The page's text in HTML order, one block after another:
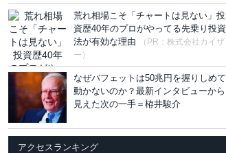
荒れ相場こそ「チャートは見ない」投
資歴40年のプロがやってる先乗り投資
法が有効な理由
（PR：株式会社カイザ
ー）
なぜバフェットは50兆円を握りしめて
動かないのか？最新インタビューから
見えた次の一手＝栫井駿介
アクセスランキング